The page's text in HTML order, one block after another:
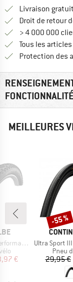
Livraison
Droit de retour
> 4 000 000
Tous les
Protection des
MEILLEURES
29x2,25
réduit
€
Article
Ultra Sport III 28''
Pneu
29,95 €
Remise
-55 %